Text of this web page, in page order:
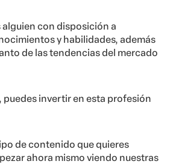
con disposición a
y habilidades, además
de las tendencias del mercado
puedes invertir en esta profesión
de contenido que quieres
ahora mismo viendo nuestras